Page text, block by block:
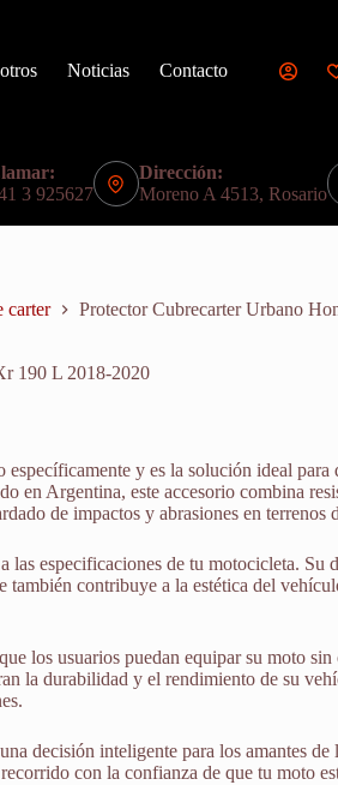
Noticias Contacto
3 925627
Dirección:
Moreno A 4513, Rosario
carter Protector Cubrecarter Urbano
190 L 2018-2020
y es la solución ideal para
en Argentina, este accesorio combina
de impactos y abrasiones en terrenos
las especificaciones de tu motocicleta. Su
también contribuye a la estética del
los usuarios puedan equipar su moto
la durabilidad y el rendimiento de su
decisión inteligente para los amantes
con la confianza de que tu moto